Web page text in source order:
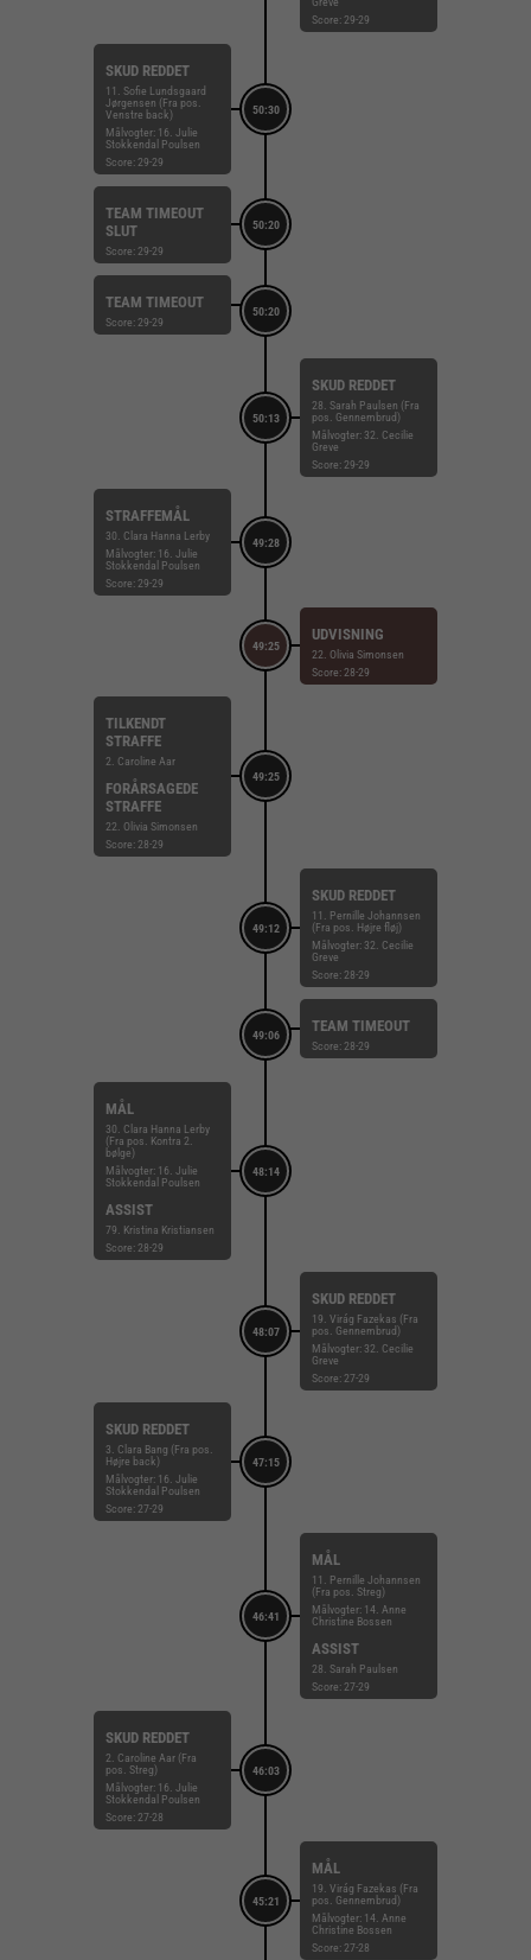
Score: 29-29
50:30
SKUD REDDET
11. Sofie Lundsgaard
Jørgensen (Fra pos.
Venstre back)
Målvogter: 16. Julie
Stokkendal Poulsen
Score: 29-29
50:20
TEAM TIMEOUT
SLUT
Score: 29-29
50:20
TEAM TIMEOUT
Score: 29-29
50:13
SKUD REDDET
28. Sarah Paulsen (Fra
pos. Gennembrud)
Målvogter: 32. Cecilie
Greve
Score: 29-29
49:28
STRAFFEMÅL
30. Clara Hanna Lerby
Målvogter: 16. Julie
Stokkendal Poulsen
Score: 29-29
49:25
UDVISNING
22. Olivia Simonsen
Score: 28-29
49:25
TILKENDT
STRAFFE
2. Caroline Aar
FORÅRSAGEDE
STRAFFE
22. Olivia Simonsen
Score: 28-29
49:12
SKUD REDDET
11. Pernille Johannsen
(Fra pos. Højre fløj)
Målvogter: 32. Cecilie
Greve
Score: 28-29
49:06
TEAM TIMEOUT
Score: 28-29
48:14
MÅL
30. Clara Hanna Lerby
(Fra pos. Kontra 2.
bølge)
Målvogter: 16. Julie
Stokkendal Poulsen
ASSIST
79. Kristina Kristiansen
Score: 28-29
48:07
SKUD REDDET
19. Virág Fazekas (Fra
pos. Gennembrud)
Målvogter: 32. Cecilie
Greve
Score: 27-29
47:15
SKUD REDDET
3. Clara Bang (Fra pos.
Højre back)
Målvogter: 16. Julie
Stokkendal Poulsen
Score: 27-29
46:41
MÅL
11. Pernille Johannsen
(Fra pos. Streg)
Målvogter: 14. Anne
Christine Bossen
ASSIST
28. Sarah Paulsen
Score: 27-29
46:03
SKUD REDDET
2. Caroline Aar (Fra
pos. Streg)
Målvogter: 16. Julie
Stokkendal Poulsen
Score: 27-28
45:21
MÅL
19. Virág Fazekas (Fra
pos. Gennembrud)
Målvogter: 14. Anne
Christine Bossen
Score: 27-28